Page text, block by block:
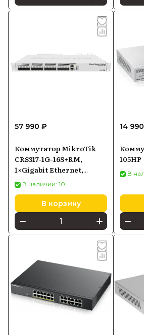
57 990 ₽
Коммутатор MikroTik
CRS317-1G-16S+RM,
1×Gigabit Ethernet,
16×SFP+
В наличии: 10
В корзину
14
105HP
В